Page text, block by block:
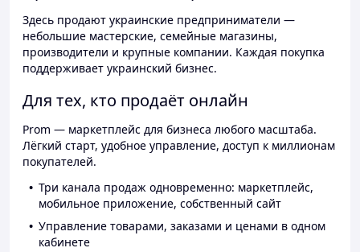
Здесь продают украинские предприниматели —
небольшие мастерские, семейные магазины,
производители и крупные компании. Каждая покупка
поддерживает украинский бизнес.
Для тех, кто продаёт онлайн
Prom — маркетплейс для бизнеса любого масштаба.
Лёгкий старт, удобное управление, доступ к миллионам
покупателей.
Три канала продаж одновременно: маркетплейс,
мобильное приложение, собственный сайт
Управление товарами, заказами и ценами в одном
кабинете